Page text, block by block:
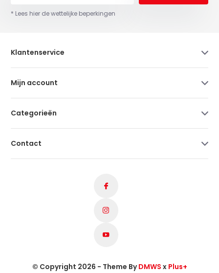
* Lees hier de wettelijke beperkingen
Klantenservice
Mijn account
Categorieën
Contact
© Copyright 2026 - Theme ByDMWS x Plus+